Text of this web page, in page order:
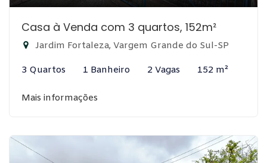
Casa à Venda com 3 quartos, 152m²
Jardim Fortaleza, Vargem Grande do Sul-SP
3 Quartos 1 Banheiro 2 Vagas 152 m²
Mais informações